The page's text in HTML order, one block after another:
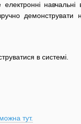
в системі.
тут.